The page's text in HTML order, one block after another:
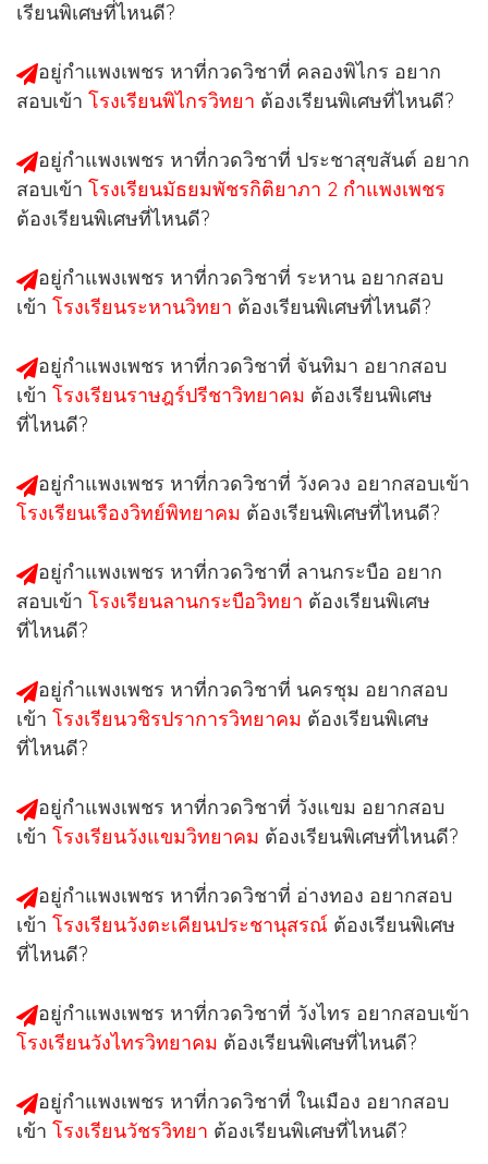
เรียนพิเศษที่ไหนดี?
อยู่กำแพงเพชร หาที่กวดวิชาที่ คลองพิไกร อยาก
สอบเข้า โรงเรียนพิไกรวิทยา ต้องเรียนพิเศษที่ไหนดี?
อยู่กำแพงเพชร หาที่กวดวิชาที่ ประชาสุขสันต์ อยาก
สอบเข้า โรงเรียนมัธยมพัชรกิติยาภา 2 กำแพงเพชร
ต้องเรียนพิเศษที่ไหนดี?
อยู่กำแพงเพชร หาที่กวดวิชาที่ ระหาน อยากสอบ
เข้า โรงเรียนระหานวิทยา ต้องเรียนพิเศษที่ไหนดี?
อยู่กำแพงเพชร หาที่กวดวิชาที่ จันทิมา อยากสอบ
เข้า โรงเรียนราษฎร์ปรีชาวิทยาคม ต้องเรียนพิเศษ
ที่ไหนดี?
อยู่กำแพงเพชร หาที่กวดวิชาที่ วังควง อยากสอบเข้า
โรงเรียนเรืองวิทย์พิทยาคม ต้องเรียนพิเศษที่ไหนดี?
อยู่กำแพงเพชร หาที่กวดวิชาที่ ลานกระบือ อยาก
สอบเข้า โรงเรียนลานกระบือวิทยา ต้องเรียนพิเศษ
ที่ไหนดี?
อยู่กำแพงเพชร หาที่กวดวิชาที่ นครชุม อยากสอบ
เข้า โรงเรียนวชิรปราการวิทยาคม ต้องเรียนพิเศษ
ที่ไหนดี?
อยู่กำแพงเพชร หาที่กวดวิชาที่ วังแขม อยากสอบ
เข้า โรงเรียนวังแขมวิทยาคม ต้องเรียนพิเศษที่ไหนดี?
อยู่กำแพงเพชร หาที่กวดวิชาที่ อ่างทอง อยากสอบ
เข้า โรงเรียนวังตะเคียนประชานุสรณ์ ต้องเรียนพิเศษ
ที่ไหนดี?
อยู่กำแพงเพชร หาที่กวดวิชาที่ วังไทร อยากสอบเข้า
โรงเรียนวังไทรวิทยาคม ต้องเรียนพิเศษที่ไหนดี?
อยู่กำแพงเพชร หาที่กวดวิชาที่ ในเมือง อยากสอบ
เข้า โรงเรียนวัชรวิทยา ต้องเรียนพิเศษที่ไหนดี?